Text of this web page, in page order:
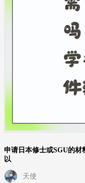
申请日本修士或SGU的
以
天使